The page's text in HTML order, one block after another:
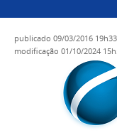
publicado 09/03/2016
modificação 01/10/2024